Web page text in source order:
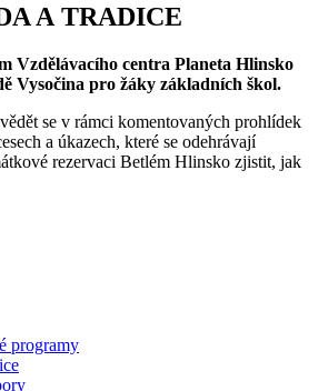
A TRADICE
Vzdělávacího centra Planeta Hlinsko
Vysočina pro žáky základních škol.
se v rámci komentovaných prohlídek
a úkazech, které se odehrávají
rezervaci Betlém Hlinsko zjistit, jak
programy